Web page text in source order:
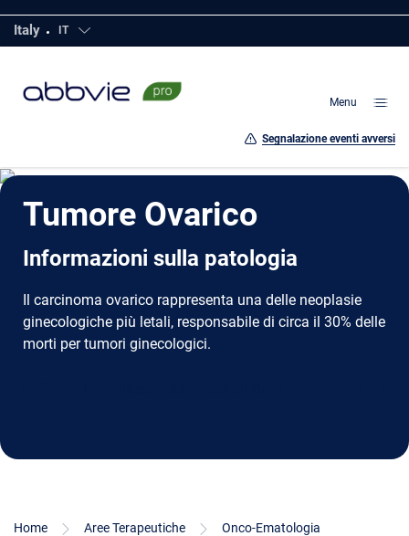
Vai
al
della
Italy IT Click to open countries
Menu
Segnalazione eventi avversi
Tumore Ovarico
Informazioni sulla patologia
Il carcinoma ovarico rappresenta una delle neoplasie
ginecologiche più letali, responsabile di circa il 30% delle
morti per tumori ginecologici.
Home Aree Terapeutiche
Onco-Ematologia